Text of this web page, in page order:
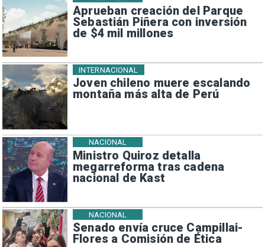
Aprueban creación del Parque
Sebastián Piñera con inversión
de $4 mil millones
Joven chileno muere escalando
montaña más alta de Perú
INTERNACIONAL
Ministro Quiroz detalla
megarreforma tras cadena
nacional de Kast
NACIONAL
Senado envía cruce Campillai-
Flores a Comisión de Ética
NACIONAL